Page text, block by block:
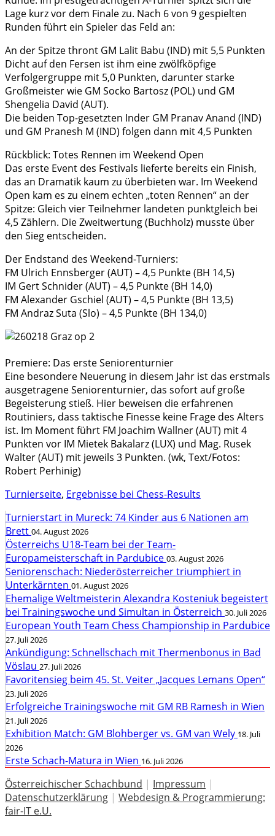
Lage kurz vor dem Finale zu. Nach 6 von 9 gespielten
Runden führt ein Spieler das Feld an:
An der Spitze thront GM Lalit Babu (IND) mit 5,5 Punkten
Dicht auf den Fersen ist ihm eine zwölfköpfige
Verfolgergruppe mit 5,0 Punkten, darunter starke
Großmeister wie GM Socko Bartosz (POL) und GM
Shengelia David (AUT).
Die beiden Top-gesetzten Inder GM Pranav Anand (IND)
und GM Pranesh M (IND) folgen dann mit 4,5 Punkten
Rückblick: Totes Rennen im Weekend Open
Das erste Event des Festivals lieferte bereits ein Finish,
das an Dramatik kaum zu überbieten war. Im Weekend
Open kam es zu einem echten „toten Rennen“ an der
Spitze: Gleich vier Teilnehmer landeten punktgleich bei
4,5 Zählern. Die Zweitwertung (Buchholz) musste über
den Sieg entscheiden.
Der Endstand des Weekend-Turniers:
FM Ulrich Ennsberger (AUT) – 4,5 Punkte (BH 14,5)
IM Gert Schnider (AUT) – 4,5 Punkte (BH 14,0)
FM Alexander Gschiel (AUT) – 4,5 Punkte (BH 13,5)
FM Andraz Suta (Slo) – 4,5 Punkte (BH 134,0)
Premiere: Das erste Seniorenturnier
Eine besondere Neuerung in diesem Jahr ist das erstmals
ausgetragene Seniorenturnier, das sofort auf große
Begeisterung stieß. Hier beweisen die erfahrenen
Routiniers, dass taktische Finesse keine Frage des Alters
ist. Im Moment führt FM Joachim Wallner (AUT) mit 4
Punkten vor IM Mietek Bakalarz (LUX) und Mag. Rusek
Walter (AUT) mit jeweils 3 Punkten. (wk, Text/Fotos:
Robert Perhinig)
Turnierseite, Ergebnisse bei Chess-Results
Turnierstart in Mureck: 74 Kinder aus 6 Nationen am
Brett 04. August 2026
Österreichs U18-Team bei der Team-
Europameisterschaft in Pardubice 03. August 2026
Seniorenschach: Niederösterreicher triumphiert in
Unterkärnten 01. August 2026
Ehemalige Weltmeisterin Alexandra Kosteniuk begeistert
bei Trainingswoche und Simultan in Österreich 30. Juli 2026
European Youth Team Chess Championship in Pardubice
27. Juli 2026
Ankündigung: Schnellschach mit Thermenbonus in Bad
Vöslau 27. Juli 2026
Favoritensieg beim 45. St. Veiter „Jacques Lemans Open“
23. Juli 2026
Erfolgreiche Trainingswoche mit GM RB Ramesh in Wien
21. Juli 2026
Exhibition Match: GM Blohberger vs. GM van Wely 18. Juli
2026
Erste Schach-Matura in Wien 16. Juli 2026
Österreichischer Schachbund | Impressum |
Datenschutzerklärung | Webdesign & Programmierung:
fair-IT e.U.